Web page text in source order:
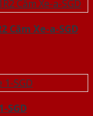
Căm Xe-a-SGD
SGD